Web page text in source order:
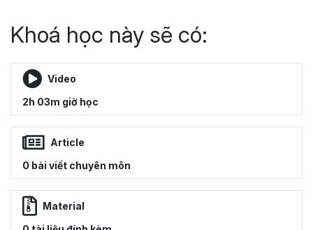
Khoá học này sẽ có:
Video
2h 03m giờ học
Article
0 bài viết chuyên môn
Material